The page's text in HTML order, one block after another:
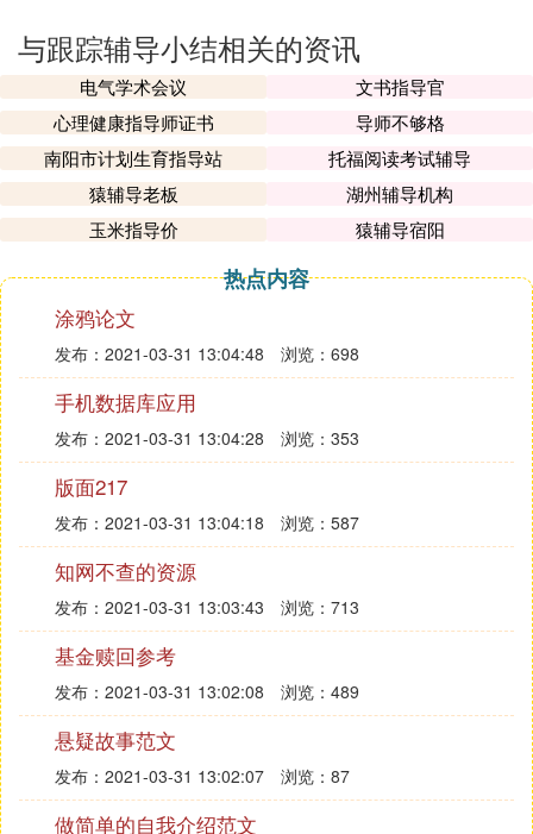
署名与日期。
『贰』 辅导学生心得
一、端正其学习态度
我班的学困生存在学习态度不端正的现象，他们学习
目标不明确，作业应付了事，字迹潦草。我针对其具
体情况，加强教育，树立正确的学习观，经常和他们
谈心，了解具体情况，有问题随时指导他们；了解他
们的思想动向，并加强与家长沟通，齐抓共管，逐步
改变他们学习懒散现象；但是他们的学习态度的转变
还是存在反复。这就需要我们任课教师的耐心，有问
题随时处理。
二、 教给他们学习的方法
可以这样说，学困生的基础在不同程度上都差，鉴于
是此种情况，所以我在辅导时，先从简单的概念、公
式入手，通过多种形式的练习，帮助他们掌握所学知
识，在此基础上，再辅导学困生做些有针对性的练
习，达到提高数学学习能力的目的。
三、 加强课外辅导
然，学困生辅导工作是一项复杂而又艰巨的工作，要
更有效地提高他们的学习成绩，还要加强课外辅导
（学习、心理），除了要在学习上辅导外，对于要在
学习上辅导外，对于他们心理的变化，我做到了及时
了解，经常与他们谈心、沟通，对他们出现的问题对
症下药，在这学期里数学辅导工作取得了事半功倍的
效果。
与跟踪辅导小结相关的资讯
电气学术会议
文书指导官
心理健康指导师证书
导师不够格
南阳市计划生育指导站
托福阅读考试辅导
猿辅导老板
湖州辅导机构
玉米指导价
猿辅导宿阳
热点内容
涂鸦论文
发布：2021-03-31 13:04:48 浏览：698
手机数据库应用
发布：2021-03-31 13:04:28 浏览：353
版面217
发布：2021-03-31 13:04:18 浏览：587
知网不查的资源
发布：2021-03-31 13:03:43 浏览：713
基金赎回参考
发布：2021-03-31 13:02:08 浏览：489
悬疑故事范文
发布：2021-03-31 13:02:07 浏览：87
做简单的自我介绍范文